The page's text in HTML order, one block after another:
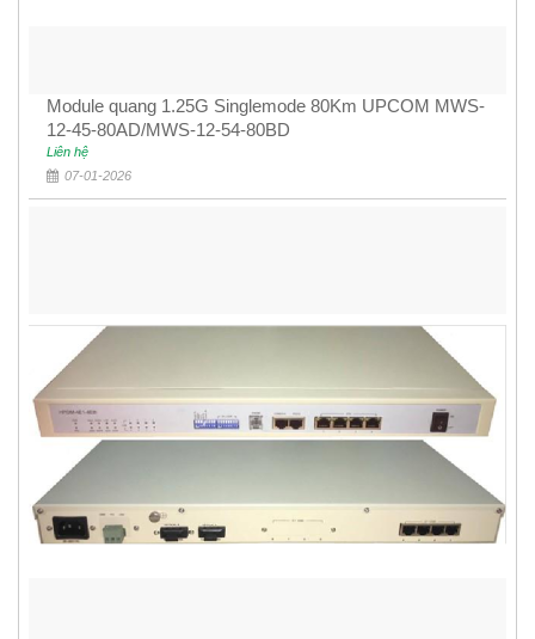
Module quang 1.25G Singlemode 80Km UPCOM MWS-
12-45-80AD/MWS-12-54-80BD
Liên hệ
07-01-2026